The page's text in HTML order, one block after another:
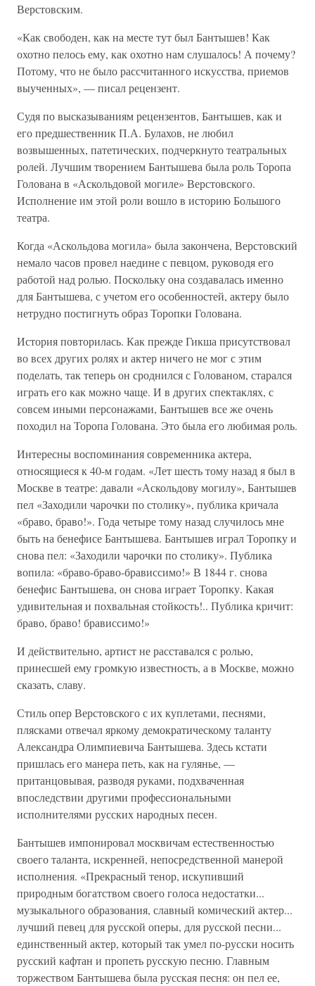
Верстовским.
«Как свободен, как на месте тут был Бантышев! Как
охотно пелось ему, как охотно нам слушалось! А почему?
Потому, что не было рассчитанного искусства, приемов
выученных», — писал рецензент.
Судя по высказываниям рецензентов, Бантышев, как и
его предшественник П.А. Булахов, не любил
возвышенных, патетических, подчеркнуто театральных
ролей. Лучшим творением Бантышева была роль Торопа
Голована в «Аскольдовой могиле» Верстовского.
Исполнение им этой роли вошло в историю Большого
театра.
Когда «Аскольдова могила» была закончена, Верстовский
немало часов провел наедине с певцом, руководя его
работой над ролью. Поскольку она создавалась именно
для Бантышева, с учетом его особенностей, актеру было
нетрудно постигнуть образ Торопки Голована.
История повторилась. Как прежде Гикша присутствовал
во всех других ролях и актер ничего не мог с этим
поделать, так теперь он сроднился с Голованом, старался
играть его как можно чаще. И в других спектаклях, с
совсем иными персонажами, Бантышев все же очень
походил на Торопа Голована. Это была его любимая роль.
Интересны воспоминания современника актера,
относящиеся к 40-м годам. «Лет шесть тому назад я был в
Москве в театре: давали «Аскольдову могилу», Бантышев
пел «Заходили чарочки по столику», публика кричала
«браво, браво!». Года четыре тому назад случилось мне
быть на бенефисе Бантышева. Бантышев играл Торопку и
снова пел: «Заходили чарочки по столику». Публика
вопила: «браво-браво-брависсимо!» В 1844 г. снова
бенефис Бантышева, он снова играет Торопку. Какая
удивительная и похвальная стойкость!.. Публика кричит:
браво, браво! брависсимо!»
И действительно, артист не расставался с ролью,
принесшей ему громкую известность, а в Москве, можно
сказать, славу.
Стиль опер Верстовского с их куплетами, песнями,
плясками отвечал яркому демократическому таланту
Александра Олимпиевича Бантышева. Здесь кстати
пришлась его манера петь, как на гулянье, —
пританцовывая, разводя руками, подхваченная
впоследствии другими профессиональными
исполнителями русских народных песен.
Бантышев импонировал москвичам естественностью
своего таланта, искренней, непосредственной манерой
исполнения. «Прекрасный тенор, искупивший
природным богатством своего голоса недостатки...
музыкального образования, славный комический актер...
лучший певец для русской оперы, для русской песни...
единственный актер, который так умел по-русски носить
русский кафтан и пропеть русскую песню. Главным
торжеством Бантышева была русская песня: он пел ее,